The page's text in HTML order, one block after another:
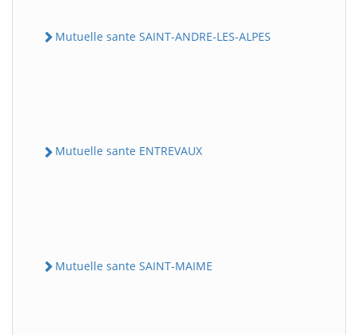
Mutuelle sante SAINT-ANDRE-LES-ALPES
Mutuelle sante ENTREVAUX
Mutuelle sante SAINT-MAIME